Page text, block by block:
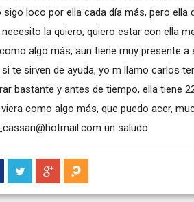
loco por ella cada día más, pero ella
la quiero, quiero estar con ella
algo más, aun tiene muy presente
te sirven de ayuda, yo m llamo carlos
bastante y antes de tiempo, ella tiene
como algo más, que puedo acer,
un saludo